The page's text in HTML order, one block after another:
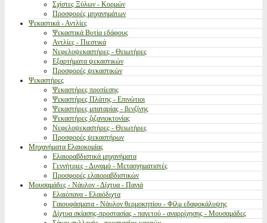
Σχίστες Ξύλων - Κορμών
Προσφορές μηχανημάτων
Ψεκαστικά - Αντλίες
Ψεκαστικά Βυτία εδάφους
Αντλίες - Πιεστικά
Νεφελοψεκαστήρες - Θειωτήρες
Εξαρτήματα ψεκαστικών
Προσφορές ψεκαστικών
Ψεκαστήρες
Ψεκαστήρες προπίεσης
Ψεκαστήρες Πλάτης - Επινώτιοι
Ψεκαστήρες μπαταρίας - βενζίνης
Ψεκαστήρες ζιζανιοκτονίας
Νεφελοψεκαστήρες - Θειωτήρες
Προσφορές ψεκαστήρων
Μηχανήματα Ελαιοκομίας
Ελαιοραβδιστικά μηχανήματα
Γεννήτριες - Δυναμό - Μετασχηματιστές
Προσφορές ελαιοραβδιστικών
Μουσαμάδες - Νάυλον - Δίχτυα - Πανιά
Ελαιόπανα - Ελαιόδιχτα
Γαιουφάσματα - Νάυλον θερμοκηπίου - Φίλμ εδαφοκάλυψης
Δίχτυα σκίασης-προστασίας - παγετού - αναρρίχησης - Μουσαμάδες